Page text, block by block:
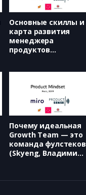
Основные скиллы и
карта развития
менеджера
продуктов
Почему идеальная
Growth Team — это
команда фулстеков
(Skyeng, Владимир